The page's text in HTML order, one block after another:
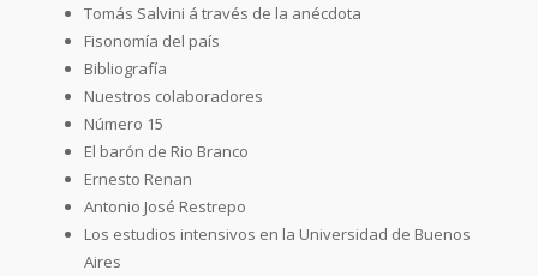
Tomás Salvini á través de la anécdota
Fisonomía del país
Bibliografía
Nuestros colaboradores
Número 15
El barón de Rio Branco
Ernesto Renan
Antonio José Restrepo
Los estudios intensivos en la Universidad de Buenos
Aires